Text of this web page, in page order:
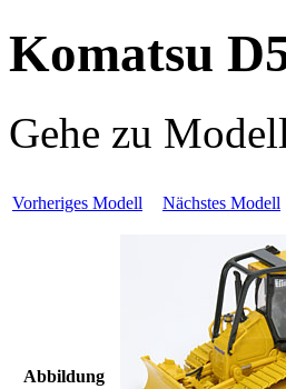
Komatsu
Gehe zu
Vorheriges Modell Nächstes Modell
Abbildung